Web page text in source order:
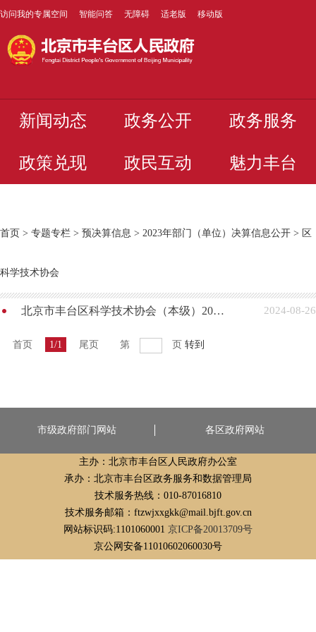
访问我的专属空间 智能问答 无障碍 适老版 移动版
新闻动态 政务公开 政务服务
政策兑现 政民互动 魅力丰台
首页 > 专题专栏 > 预决算信息 > 2023年部门（单位）决算信息公开 > 区
科学技术协会
北京市丰台区科学技术协会（本级）2023年度部门决算 2024-08-26
首页 1/1 尾页 第 页 转到
市级政府部门网站 各区政府网站
主办：北京市丰台区人民政府办公室
承办：北京市丰台区政务服务和数据管理局
技术服务热线：010-87016810
技术服务邮箱：ftzwjxxgkk@mail.bjft.gov.cn
网站标识码:1101060001 京ICP备20013709号
京公网安备11010602060030号